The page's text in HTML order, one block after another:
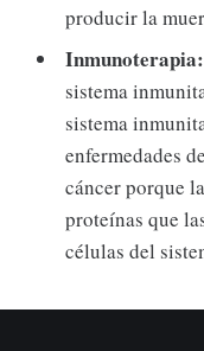
producir la
Inmunoterapia:
sistema
sistema
enfermedades
cáncer porque
proteínas que
células del